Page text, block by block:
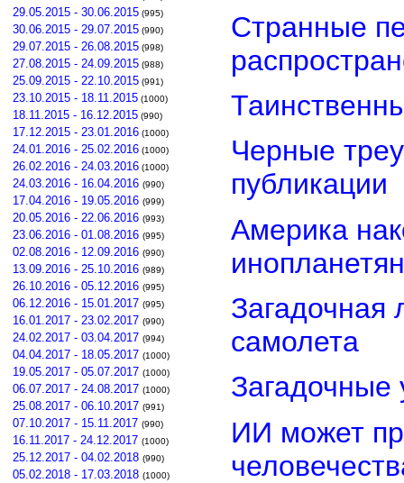
29.05.2015 - 30.06.2015 (995)
30.06.2015 - 29.07.2015 (990)
29.07.2015 - 26.08.2015 (998)
27.08.2015 - 24.09.2015 (988)
25.09.2015 - 22.10.2015 (991)
23.10.2015 - 18.11.2015 (1000)
18.11.2015 - 16.12.2015 (990)
17.12.2015 - 23.01.2016 (1000)
24.01.2016 - 25.02.2016 (1000)
26.02.2016 - 24.03.2016 (1000)
24.03.2016 - 16.04.2016 (990)
17.04.2016 - 19.05.2016 (999)
20.05.2016 - 22.06.2016 (993)
23.06.2016 - 01.08.2016 (995)
02.08.2016 - 12.09.2016 (990)
13.09.2016 - 25.10.2016 (989)
26.10.2016 - 05.12.2016 (995)
06.12.2016 - 15.01.2017 (995)
16.01.2017 - 23.02.2017 (990)
24.02.2017 - 03.04.2017 (994)
04.04.2017 - 18.05.2017 (1000)
19.05.2017 - 05.07.2017 (1000)
06.07.2017 - 24.08.2017 (1000)
25.08.2017 - 06.10.2017 (991)
07.10.2017 - 15.11.2017 (990)
16.11.2017 - 24.12.2017 (1000)
25.12.2017 - 04.02.2018 (990)
05.02.2018 - 17.03.2018 (1000)
Странные
Черные
публикации
Америка
инопланетян
Загадочная
самолета
Загадочные
ИИ может